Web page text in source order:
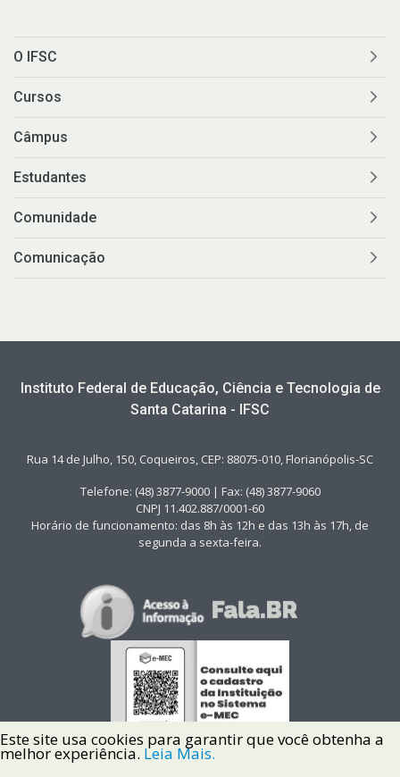
O IFSC
Cursos
Câmpus
Estudantes
Comunidade
Comunicação
Instituto Federal de Educação, Ciência e Tecnologia de
Santa Catarina - IFSC
Rua 14 de Julho, 150, Coqueiros, CEP: 88075-010, Florianópolis-SC
Telefone: (48) 3877-9000 | Fax: (48) 3877-9060
CNPJ 11.402.887/0001-60
Horário de funcionamento: das 8h às 12h e das 13h às 17h, de
segunda a sexta-feira.
Este site usa cookies para garantir que você obtenha a
melhor experiência. Leia Mais.